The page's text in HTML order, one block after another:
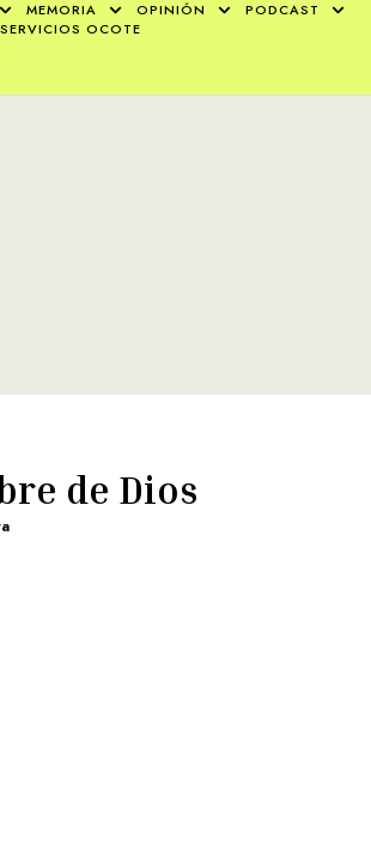
MEMORIA OPINIÓN
PODCAST
SERVICIOS OCOTE
de Dios